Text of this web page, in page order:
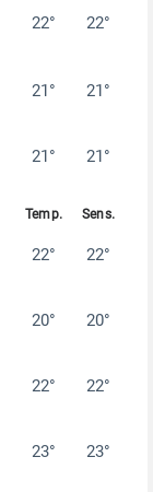
22° 22°
21° 21°
21° 21°
22° 22°
20° 20°
22° 22°
23° 23°